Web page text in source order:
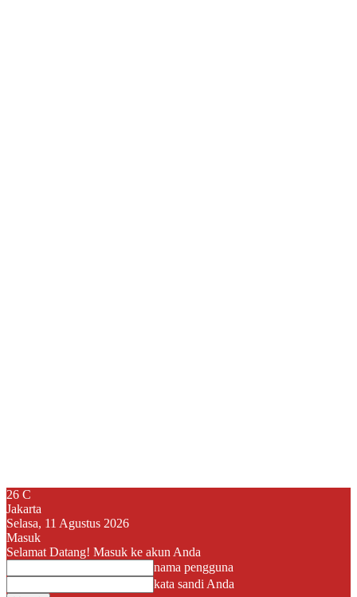
26 C
Jakarta
Selasa, 11 Agustus 2026
Masuk
Selamat Datang! Masuk ke akun Anda
nama pengguna
kata sandi Anda